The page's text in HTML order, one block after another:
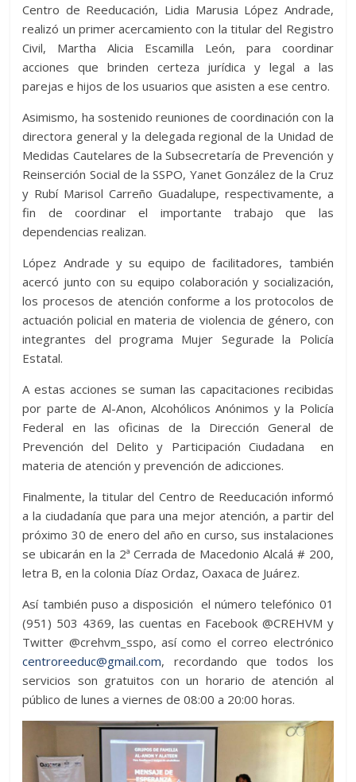
Centro de Reeducación, Lidia Marusia López Andrade,
realizó un primer acercamiento con la titular del Registro
Civil, Martha Alicia Escamilla León, para coordinar
acciones que brinden certeza jurídica y legal a las
parejas e hijos de los usuarios que asisten a ese centro.
Asimismo, ha sostenido reuniones de coordinación con la
directora general y la delegada regional de la Unidad de
Medidas Cautelares de la Subsecretaría de Prevención y
Reinserción Social de la SSPO, Yanet González de la Cruz
y Rubí Marisol Carreño Guadalupe, respectivamente, a
fin de coordinar el importante trabajo que las
dependencias realizan.
López Andrade y su equipo de facilitadores, también
acercó junto con su equipo colaboración y socialización,
los procesos de atención conforme a los protocolos de
actuación policial en materia de violencia de género, con
integrantes del programa Mujer Segurade la Policía
Estatal.
A estas acciones se suman las capacitaciones recibidas
por parte de Al-Anon, Alcohólicos Anónimos y la Policía
Federal en las oficinas de la Dirección General de
Prevención del Delito y Participación Ciudadana en
materia de atención y prevención de adicciones.
Finalmente, la titular del Centro de Reeducación informó
a la ciudadanía que para una mejor atención, a partir del
próximo 30 de enero del año en curso, sus instalaciones
se ubicarán en la 2ª Cerrada de Macedonio Alcalá # 200,
letra B, en la colonia Díaz Ordaz, Oaxaca de Juárez.
Así también puso a disposición el número telefónico 01
(951) 503 4369, las cuentas en Facebook @CREHVM y
Twitter @crehvm_sspo, así como el correo electrónico
centroreeduc@gmail.com, recordando que todos los
servicios son gratuitos con un horario de atención al
público de lunes a viernes de 08:00 a 20:00 horas.